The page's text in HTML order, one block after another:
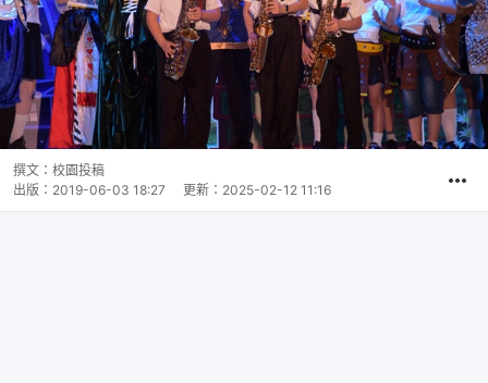
撰文： 校園投稿
出版： 2019-06-03 18:27 更新： 2025-02-12 11:16